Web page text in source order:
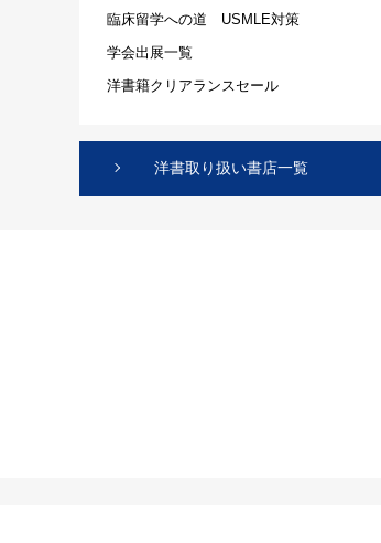
臨床留学への道 USMLE対策
学会出展一覧
洋書籍クリアランスセール
洋書取り扱い書店一覧